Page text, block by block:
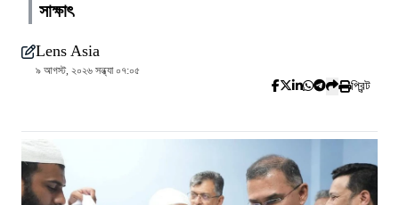
সাক্ষাৎ
Lens Asia
৯ আগস্ট, ২০২৬ সন্ধ্যা ০৭:০৫
প্রিন্ট